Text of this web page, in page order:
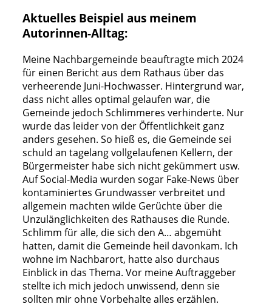
Aktuelles Beispiel aus meinem
Autorinnen-Alltag:
Meine Nachbargemeinde beauftragte mich 2024
für einen Bericht aus dem Rathaus über das
verheerende Juni-Hochwasser. Hintergrund war,
dass nicht alles optimal gelaufen war, die
Gemeinde jedoch Schlimmeres verhinderte. Nur
wurde das leider von der Öffentlichkeit ganz
anders gesehen. So hieß es, die Gemeinde sei
schuld an tagelang vollgelaufenen Kellern, der
Bürgermeister habe sich nicht gekümmert usw.
Auf Social-Media wurden sogar Fake-News über
kontaminiertes Grundwasser verbreitet und
allgemein machten wilde Gerüchte über die
Unzulänglichkeiten des Rathauses die Runde.
Schlimm für alle, die sich den A… abgemüht
hatten, damit die Gemeinde heil davonkam. Ich
wohne im Nachbarort, hatte also durchaus
Einblick in das Thema. Vor meine Auftraggeber
stellte ich mich jedoch unwissend, denn sie
sollten mir ohne Vorbehalte alles erzählen.